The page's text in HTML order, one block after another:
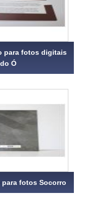
para fotos digitais
Ó
fotos Socorro